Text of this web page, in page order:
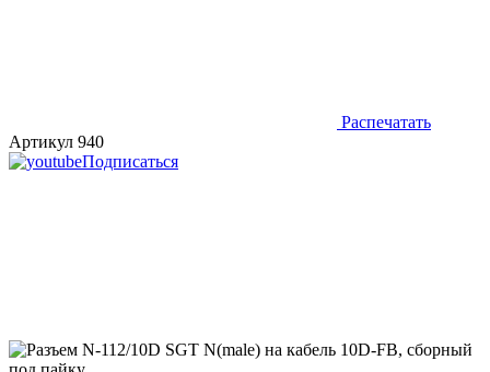
Распечатать
Артикул 940
Подписаться